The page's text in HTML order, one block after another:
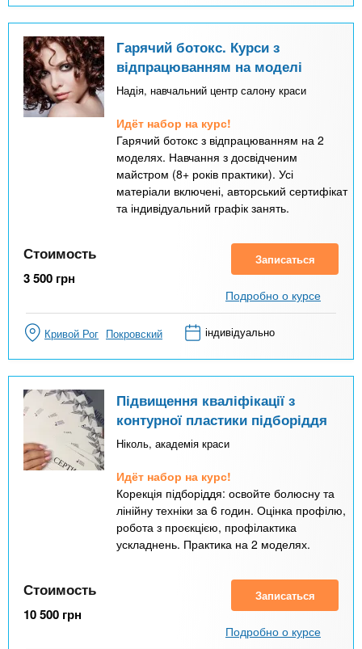
Гарячий ботокс. Курси з
відпрацюванням на моделі
Надія, навчальний центр салону краси
Идёт набор на курс!
Гарячий ботокс з відпрацюванням на 2
моделях. Навчання з досвідченим
майстром (8+ років практики). Усі
матеріали включені, авторський сертифікат
та індивідуальний графік занять.
Стоимость
3 500 грн
Записаться
Подробно о курсе
Кривой Рог Покровский індивідуально
Підвищення кваліфікації з
контурної пластики підборіддя
Ніколь, академія краси
Идёт набор на курс!
Корекція підборіддя: освойте болюсну та
лінійну техніки за 6 годин. Оцінка профілю,
робота з проєкцією, профілактика
ускладнень. Практика на 2 моделях.
Стоимость
10 500 грн
Записаться
Подробно о курсе